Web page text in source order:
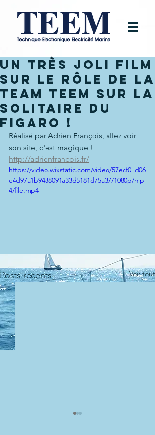
Un très joli film
sur le rôle de la
Team TEEM sur la
Solitaire du
Figaro !
Réalisé par Adrien François, allez voir
son site, c'est magique !
http://adrienfrancois.fr/
https://video.wixstatic.com/video/57ecf0_d06
e4d97a1b9488091a33d5181d75a37/1080p/mp
4/file.mp4
Posts récents Voir tout